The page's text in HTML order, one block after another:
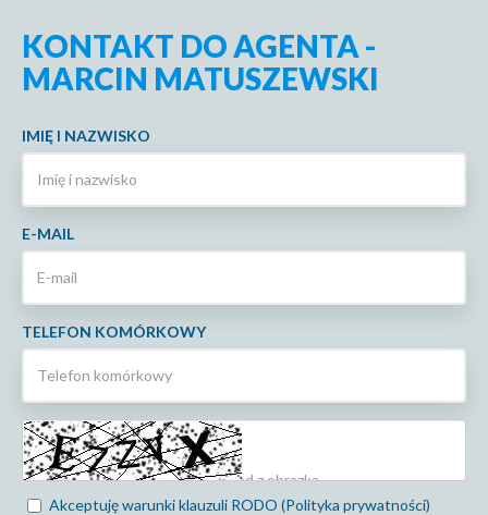
KONTAKT DO AGENTA -
MARCIN MATUSZEWSKI
IMIĘ I NAZWISKO
E-MAIL
TELEFON KOMÓRKOWY
Akceptuję warunki klauzuli RODO (Polityka prywatności)